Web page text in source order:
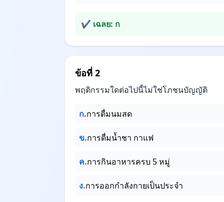
✔ เฉลย: ก
ข้อที่ 2
พฤติกรรมใดต่อไปนี้ไม่ใช่โภชนบัญญัติ
ก.การดื่มนมสด
ข.การดื่มน้ำชา กาแฟ
ค.การกินอาหารครบ 5 หมู่
ง.การออกกำลังกายเป็นประจำ